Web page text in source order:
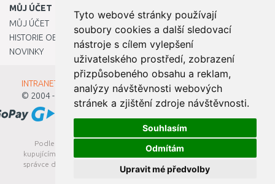
Tyto webové stránky používají
soubory cookies a další sledovací
nástroje s cílem vylepšení
uživatelského prostředí, zobrazení
přizpůsobeného obsahu a reklam,
analýzy návštěvnosti webových
stránek a zjištění zdroje návštěvnosti.
Souhlasím
Odmítám
Upravit mé předvolby
MŮJ ÚČET
MŮJ ÚČET
HISTORIE OBJEDNÁVEK
NOVINKY
INTRANET - Přihlášení pro zaměstnance
© 2004 - 2026
Kamody s.r.o.
Podle zákona o evidenci tržeb je prodávající povinen vystavit
kupujícímu účtenku. Zároveň je povinen zaevidovat přijatou tržbu u
správce daně online; v případě technického výpadku pak nejpozději
do 48 hodin.